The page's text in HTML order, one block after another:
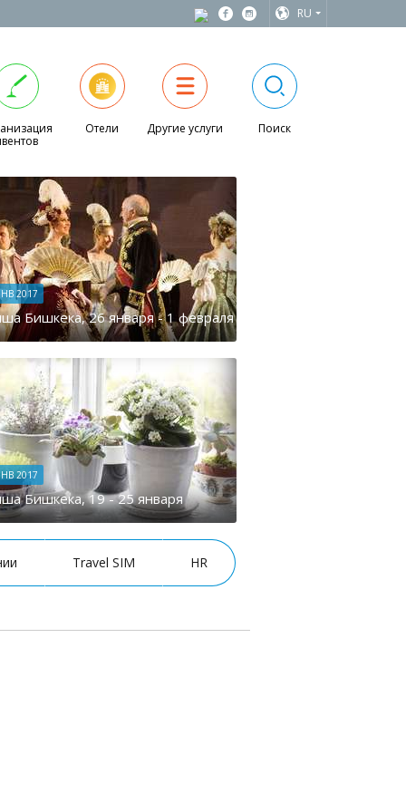
RU
Отели Другие услуги Поиск
2017
Бишкека, 26 января - 1 февраля
2017
Бишкека, 19 - 25 января
Travel SIM HR